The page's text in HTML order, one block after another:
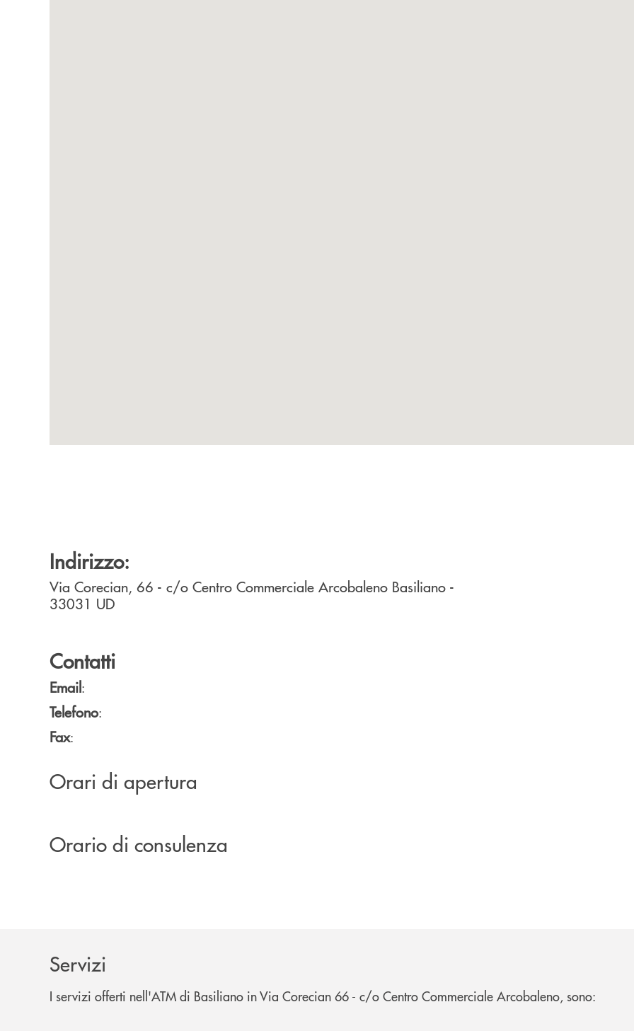
Indirizzo:
Via Corecian, 66 - c/o Centro Commerciale Arcobaleno Basiliano -
33031 UD
Contatti
Email:
Telefono:
Fax:
Orari di apertura
Orario di consulenza
Servizi
I servizi offerti nell'ATM di Basiliano in Via Corecian 66 - c/o Centro Commerciale Arcobaleno, sono: